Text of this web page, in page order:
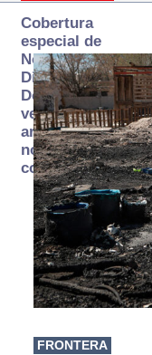
Cobertura
especial de
Norte
Digital:
Donde la
verdad
arde… pero
no se
consume
FRONTERA